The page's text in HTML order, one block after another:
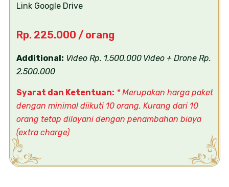
Link Google Drive
Rp. 225.000 / orang
Additional: Video Rp. 1.500.000Video + Drone Rp.
2.500.000
Syarat dan Ketentuan: * Merupakan harga paket
dengan minimal diikuti 10 orang. Kurang dari 10
orang tetap dilayani dengan penambahan biaya
(extra charge)